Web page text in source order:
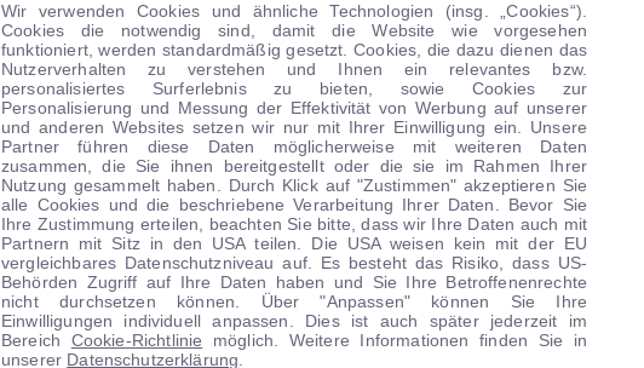
TIPPS VOM AUTOMARKT
1|13 1 |25
Wir verwenden Cookies und ähnliche Technologien (insg. „Cookies“).
Cookies die notwendig sind, damit die Website wie vorgesehen
funktioniert, werden standardmäßig gesetzt. Cookies, die dazu dienen das
Nutzerverhalten zu verstehen und Ihnen ein relevantes bzw.
personalisiertes Surferlebnis zu bieten, sowie Cookies zur
Personalisierung und Messung der Effektivität von Werbung auf unserer
und anderen Websites setzen wir nur mit Ihrer Einwilligung ein. Unsere
Partner führen diese Daten möglicherweise mit weiteren Daten
zusammen, die Sie ihnen bereitgestellt oder die sie im Rahmen Ihrer
Nutzung gesammelt haben. Durch Klick auf "Zustimmen" akzeptieren Sie
alle Cookies und die beschriebene Verarbeitung Ihrer Daten. Bevor Sie
Ihre Zustimmung erteilen, beachten Sie bitte, dass wir Ihre Daten auch mit
Partnern mit Sitz in den USA teilen. Die USA weisen kein mit der EU
vergleichbares Datenschutzniveau auf. Es besteht das Risiko, dass US-
Behörden Zugriff auf Ihre Daten haben und Sie Ihre Betroffenenrechte
nicht durchsetzen können. Über "Anpassen" können Sie Ihre
Einwilligungen individuell anpassen. Dies ist auch später jederzeit im
Bereich Cookie-Richtlinie möglich. Weitere Informationen finden Sie in
unserer Datenschutzerklärung